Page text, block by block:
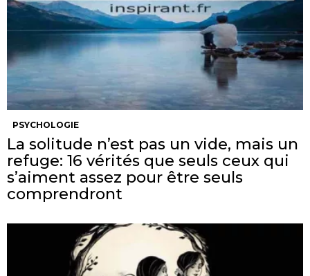
PSYCHOLOGIE
La solitude n’est pas un vide, mais un
refuge: 16 vérités que seuls ceux qui
s’aiment assez pour être seuls
comprendront